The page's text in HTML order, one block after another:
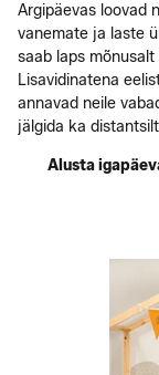
Argipäevas loovad
vanemate ja laste
saab laps
Lisavidinatena
annavad neile
jälgida ka
Alusta